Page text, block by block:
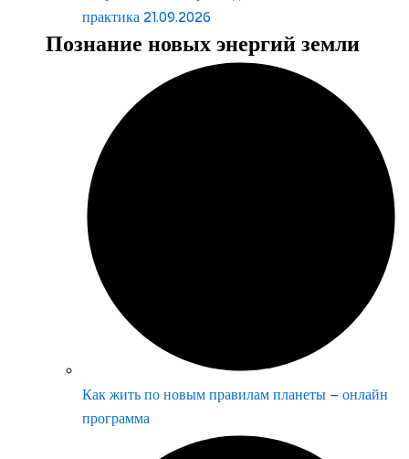
практика 21.09.2026
Познание новых энергий земли
Как жить по новым правилам планеты – онлайн
программа